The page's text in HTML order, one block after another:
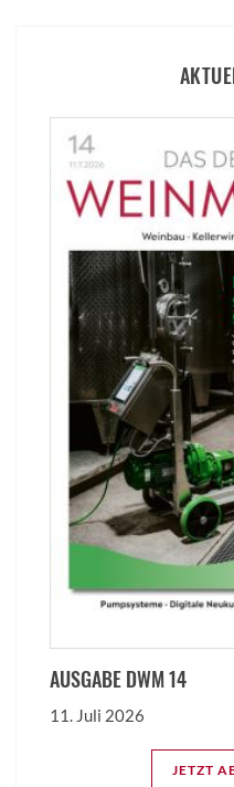
AUSGABE DWM 14
11. Juli 2026
JETZT